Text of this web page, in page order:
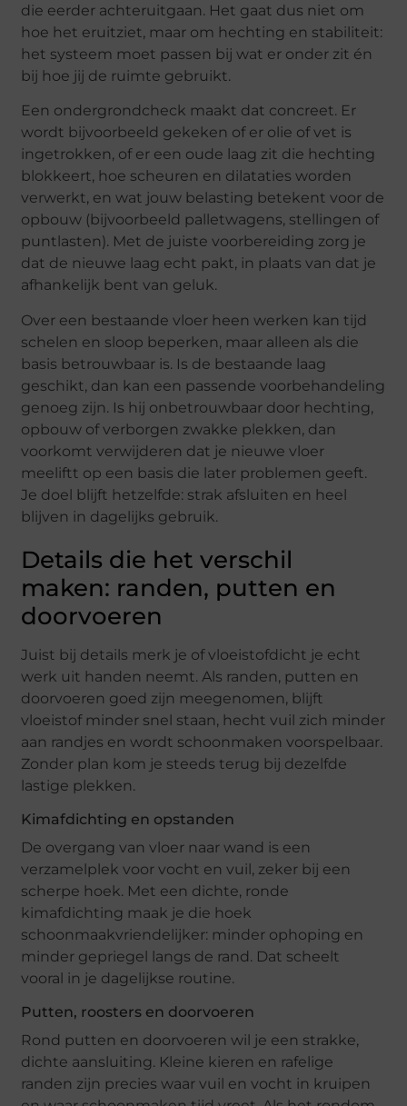
die eerder achteruitgaan. Het gaat dus niet om
hoe het eruitziet, maar om hechting en stabiliteit:
het systeem moet passen bij wat er onder zit én
bij hoe jij de ruimte gebruikt.
Een ondergrondcheck maakt dat concreet. Er
wordt bijvoorbeeld gekeken of er olie of vet is
ingetrokken, of er een oude laag zit die hechting
blokkeert, hoe scheuren en dilataties worden
verwerkt, en wat jouw belasting betekent voor de
opbouw (bijvoorbeeld palletwagens, stellingen of
puntlasten). Met de juiste voorbereiding zorg je
dat de nieuwe laag echt pakt, in plaats van dat je
afhankelijk bent van geluk.
Over een bestaande vloer heen werken kan tijd
schelen en sloop beperken, maar alleen als die
basis betrouwbaar is. Is de bestaande laag
geschikt, dan kan een passende voorbehandeling
genoeg zijn. Is hij onbetrouwbaar door hechting,
opbouw of verborgen zwakke plekken, dan
voorkomt verwijderen dat je nieuwe vloer
meeliftt op een basis die later problemen geeft.
Je doel blijft hetzelfde: strak afsluiten en heel
blijven in dagelijks gebruik.
Details die het verschil
maken: randen, putten en
doorvoeren
Juist bij details merk je of vloeistofdicht je echt
werk uit handen neemt. Als randen, putten en
doorvoeren goed zijn meegenomen, blijft
vloeistof minder snel staan, hecht vuil zich minder
aan randjes en wordt schoonmaken voorspelbaar.
Zonder plan kom je steeds terug bij dezelfde
lastige plekken.
Kimafdichting en opstanden
De overgang van vloer naar wand is een
verzamelplek voor vocht en vuil, zeker bij een
scherpe hoek. Met een dichte, ronde
kimafdichting maak je die hoek
schoonmaakvriendelijker: minder ophoping en
minder gepriegel langs de rand. Dat scheelt
vooral in je dagelijkse routine.
Putten, roosters en doorvoeren
Rond putten en doorvoeren wil je een strakke,
dichte aansluiting. Kleine kieren en rafelige
randen zijn precies waar vuil en vocht in kruipen